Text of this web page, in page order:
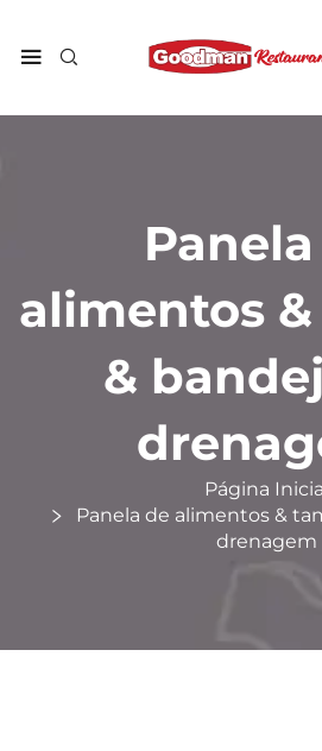
alimentos
&
Página
Panela de alimentos &
drenagem